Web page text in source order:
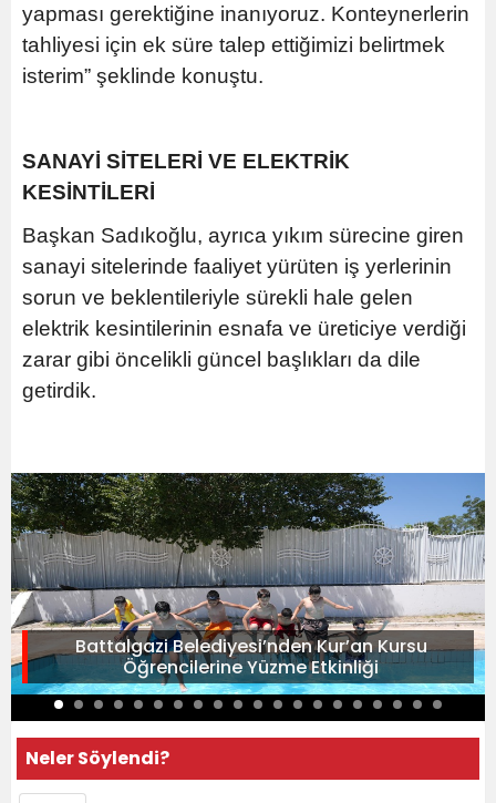
yapması gerektiğine inanıyoruz. Konteynerlerin
tahliyesi için ek süre talep ettiğimizi belirtmek
isterim” şeklinde konuştu.
SANAYİ SİTELERİ VE ELEKTRİK
KESİNTİLERİ
Başkan Sadıkoğlu, ayrıca yıkım sürecine giren
sanayi sitelerinde faaliyet yürüten iş yerlerinin
sorun ve beklentileriyle sürekli hale gelen
elektrik kesintilerinin esnafa ve üreticiye verdiği
zarar gibi öncelikli güncel başlıkları da dile
getirdik.
Battalgazi Belediyesi’nden Kur’an Kursu
Öğrencilerine Yüzme Etkinliği
Neler Söylendi?